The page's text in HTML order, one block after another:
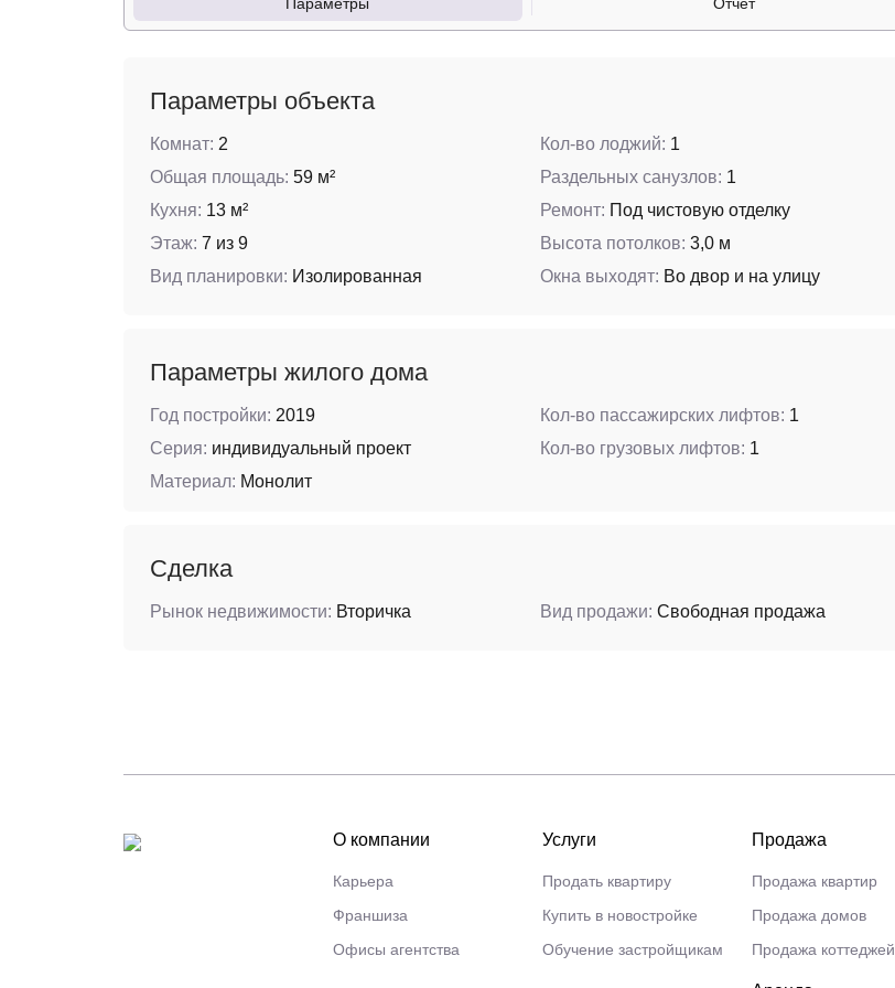
Параметры объекта
Комнат: 2
Общая площадь: 59 м²
Кухня: 13 м²
Этаж: 7 из 9
Вид планировки: Изолированная
Кол-во лоджий: 1
Раздельных санузлов: 1
Ремонт: Под чистовую отделку
Высота потолков: 3,0 м
Окна выходят: Во двор и на улицу
Параметры жилого дома
Год постройки: 2019
Серия: индивидуальный проект
Материал: Монолит
Кол-во пассажирских лифтов: 1
Кол-во грузовых лифтов: 1
Сделка
Рынок недвижимости: Вторичка Вид продажи: Свободная продажа
О компании
Карьера
Франшиза
Офисы агентства
Услуги
Продать квартиру
Купить в новостройке
Обучение застройщикам
Продажа
Продажа квартир
Продажа домов
Продажа коттеджей